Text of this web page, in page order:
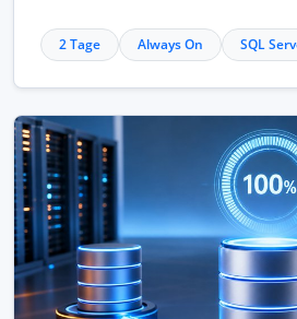
2 Tage Always On SQL